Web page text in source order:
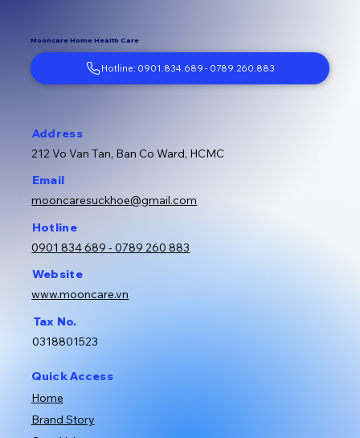
Mooncare Home Health Care
Address
212 Vo Van Tan, Ban Co Ward, HCMC
Email
mooncaresuckhoe@gmail.com
Hotline
0901 834 689 - 0789 260 883
Website
www.mooncare.vn
Tax No.
0318801523
Quick Access
Home
Brand Story